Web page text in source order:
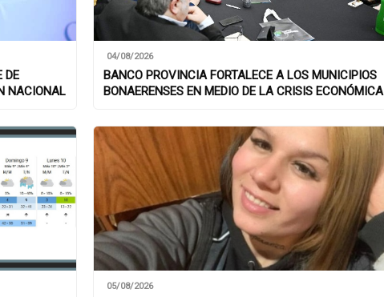
DE
NACIONAL
04/08/2026
BANCO PROVINCIA FORTALECE A LOS MUNICIPIOS
BONAERENSES EN MEDIO DE LA CRISIS ECONÓMICA
05/08/2026